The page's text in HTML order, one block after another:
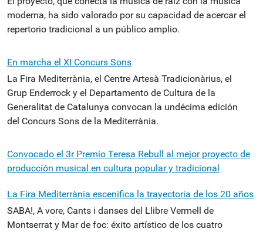
moderna, ha sido valorado por su capacidad de acercar el
repertorio tradicional a un público amplio.
En marcha el XI Concurs Sons
La Fira Mediterrània, el Centre Artesà Tradicionàrius, el
Grup Enderrock y el Departamento de Cultura de la
Generalitat de Catalunya convocan la undécima edición
del Concurs Sons de la Mediterrània.
Convocado el 3r Premio Teresa Rebull al mejor proyecto de
producción musical en cultura popular y tradicional
La Fira Mediterrània escenifica la trayectoria de los 20 años
SABA!, A vore, Cants i danses del Llibre Vermell de
Montserrat y Mar de foc: éxito artístico de los cuatro